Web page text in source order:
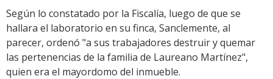
Según lo constatado por la Fiscalía, luego de que se
hallara el laboratorio en su finca, Sanclemente, al
parecer, ordenó "a sus trabajadores destruir y quemar
las pertenencias de la familia de Laureano Martínez",
quien era el mayordomo del inmueble.